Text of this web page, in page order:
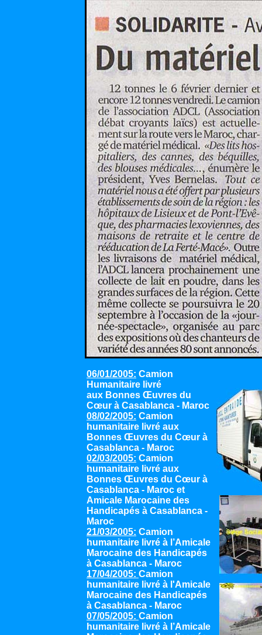
06/01/2005: Camion
Humanitaire livré
aux Bonnes Œuvres du
Cœur à Casablanca - Maroc
08/02/2005: Camion
humanitaire livré aux
Bonnes Œuvres du Cœur à
Casablanca - Maroc
02/03/2005: Camion
humanitaire livré aux
Bonnes Œuvres du Cœur à
Casablanca - Maroc et
Amicale Marocaine des
Handicapés à Casablanca -
Maroc
21/03/2005: Camion
humanitaire livré à l’Amicale
Marocaine des Handicapés
à Casablanca - Maroc
17/04/2005: Camion
humanitaire livré à l'Amicale
Marocaine des Handicapés
à Casablanca - Maroc
07/05/2005: Camion
humanitaire livré à l’Amicale